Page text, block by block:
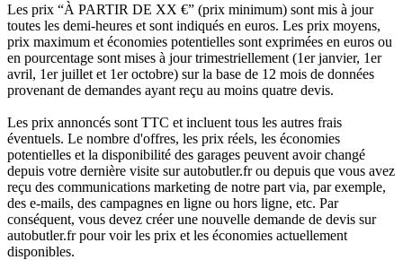
Les prix “À PARTIR DE XX €” (prix minimum) sont mis à jour
toutes les demi-heures et sont indiqués en euros. Les prix moyens,
prix maximum et économies potentielles sont exprimées en euros ou
en pourcentage sont mises à jour trimestriellement (1er janvier, 1er
avril, 1er juillet et 1er octobre) sur la base de 12 mois de données
provenant de demandes ayant reçu au moins quatre devis.
Les prix annoncés sont TTC et incluent tous les autres frais
éventuels. Le nombre d'offres, les prix réels, les économies
potentielles et la disponibilité des garages peuvent avoir changé
depuis votre dernière visite sur autobutler.fr ou depuis que vous avez
reçu des communications marketing de notre part via, par exemple,
des e-mails, des campagnes en ligne ou hors ligne, etc. Par
conséquent, vous devez créer une nouvelle demande de devis sur
autobutler.fr pour voir les prix et les économies actuellement
disponibles.